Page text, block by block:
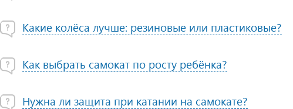
Какие колёса лучше: резиновые или пластиковые?
Как выбрать самокат по росту ребёнка?
Нужна ли защита при катании на самокате?